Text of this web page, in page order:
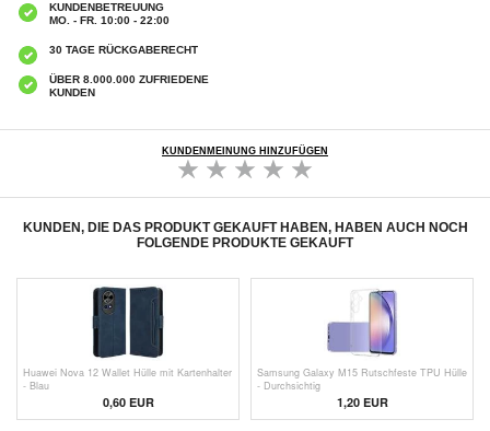
KUNDENBETREUUNG
MO. - FR. 10:00 - 22:00
30 TAGE RÜCKGABERECHT
ÜBER 8.000.000 ZUFRIEDENE
KUNDEN
KUNDENMEINUNG HINZUFÜGEN
KUNDEN, DIE DAS PRODUKT GEKAUFT HABEN, HABEN AUCH NOCH
FOLGENDE PRODUKTE GEKAUFT
Huawei Nova 12 Wallet Hülle mit Kartenhalter
- Blau
0,60EUR
Samsung Galaxy M15 Rutschfeste TPU Hülle
- Durchsichtig
1,20EUR